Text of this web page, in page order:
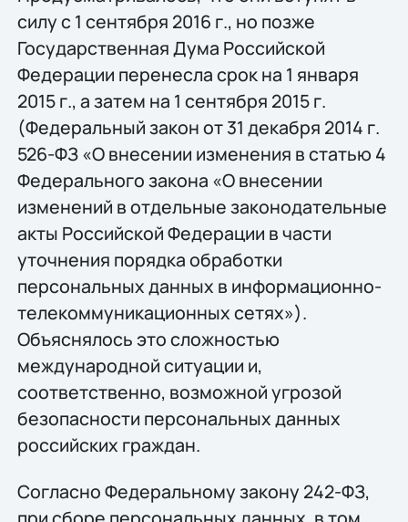
силу с 1 сентября 2016 г., но позже
Государственная Дума Российской
Федерации перенесла срок на 1 января
2015 г., а затем на 1 сентября 2015 г.
(Федеральный закон от 31 декабря 2014 г.
526-ФЗ «О внесении изменения в статью 4
Федерального закона «О внесении
изменений в отдельные законодательные
акты Российской Федерации в части
уточнения порядка обработки
персональных данных в информационно-
телекоммуникационных сетях»).
Объяснялось это сложностью
международной ситуации и,
соответственно, возможной угрозой
безопасности персональных данных
российских граждан.
Согласно Федеральному закону 242-ФЗ,